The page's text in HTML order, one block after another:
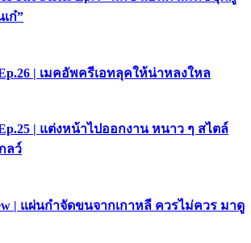
ก๋”
| เมคอัพครีเอทลุคให้น่าหลงใหล
| แต่งหน้าไปออกงาน หนาว ๆ สไตล์
ลว์
| แผ่นกำจัดขนจากเกาหลี ควรไม่ควร มาดู